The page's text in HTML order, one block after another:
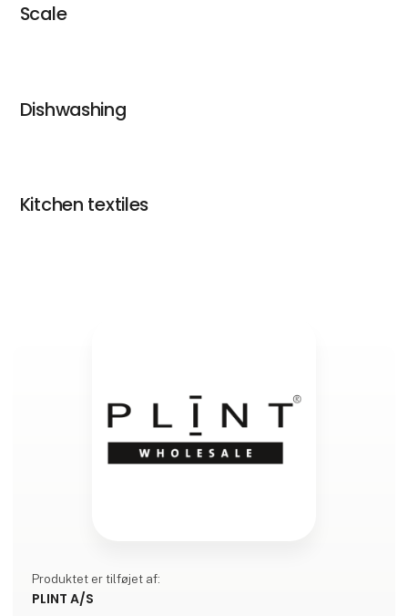
Scale
Dishwashing
Kitchen textiles
Produktet er tilføjet af:
PLINT A/S